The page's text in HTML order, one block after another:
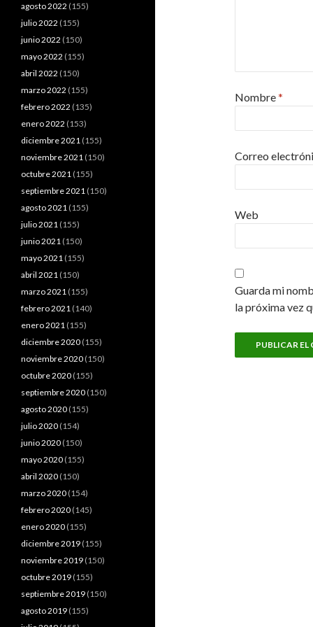
Nombre*
Correo
Web
Guarda mi
la próxima vez
agosto 2022 (155)
julio 2022 (155)
junio 2022 (150)
mayo 2022 (155)
abril 2022 (150)
marzo 2022 (155)
febrero 2022 (135)
enero 2022 (153)
diciembre 2021 (155)
noviembre 2021 (150)
octubre 2021 (155)
septiembre 2021 (150)
agosto 2021 (155)
julio 2021 (155)
junio 2021 (150)
mayo 2021 (155)
abril 2021 (150)
marzo 2021 (155)
febrero 2021 (140)
enero 2021 (155)
diciembre 2020 (155)
noviembre 2020 (150)
octubre 2020 (155)
septiembre 2020 (150)
agosto 2020 (155)
julio 2020 (154)
junio 2020 (150)
mayo 2020 (155)
abril 2020 (150)
marzo 2020 (154)
febrero 2020 (145)
enero 2020 (155)
diciembre 2019 (155)
noviembre 2019 (150)
octubre 2019 (155)
septiembre 2019 (150)
agosto 2019 (155)